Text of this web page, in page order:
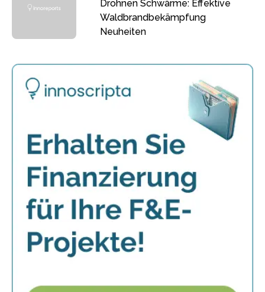
Drohnen Schwärme: Effektive
Waldbrandbekämpfung
Neuheiten